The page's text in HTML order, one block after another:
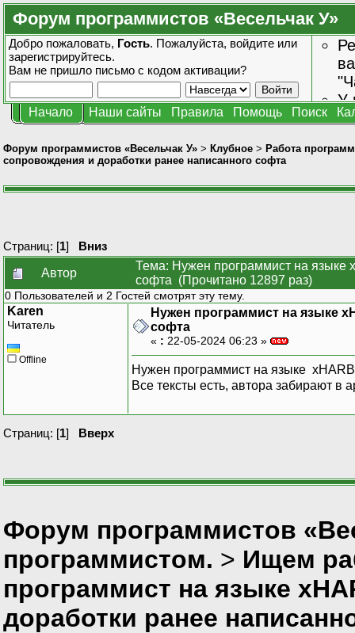
Форум программистов «Весельчак У»
Добро пожаловать, Гость. Пожалуйста, войдите или
зарегистрируйтесь.
Вам не пришло письмо с кодом активации?
У
Начало Наши сайты Правила Помощь Поиск
Форум программистов «Весельчак У» > Клубное > Работа
сопровождения и доработки ранее написанного софта
Страниц: [1] Вниз
Автор
Тема: Нужен программист на языке
софта (Прочитано 12897 раз)
0 Пользователей и 2 Гостей смотрят эту тему.
Karen
Читатель
Offline
Нужен программист на языке
софта
« : 22-05-2024 06:23 »
Нужен программист на языке
Все тексты есть, автора забирают в
Страниц: [1] Вверх
Форум программистов
программистом. > Ищем
программист на языке
доработки ранее